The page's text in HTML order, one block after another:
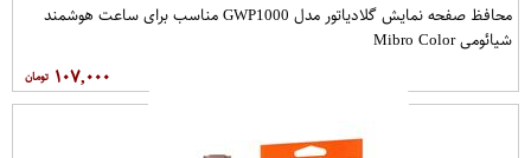
محافظ صفحه نمایش گلادیاتور مدل GWP1000 مناسب برای ساعت هوشمند
شیائومی Mibro Color
۱۰۷,۰۰۰